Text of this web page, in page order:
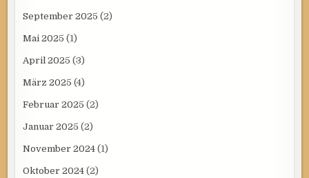
September 2025 (2)
Mai 2025 (1)
April 2025 (3)
März 2025 (4)
Februar 2025 (2)
Januar 2025 (2)
November 2024 (1)
Oktober 2024 (2)